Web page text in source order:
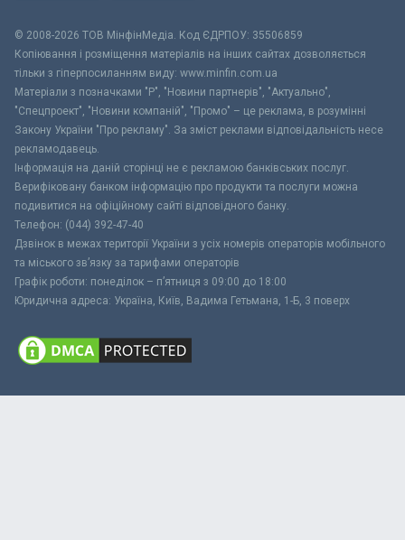
© 2008-2026 ТОВ МiнфiнМедiа. Код ЄДРПОУ: 35506859
Копіювання і розміщення матеріалів на інших сайтах дозволяється
тільки з гіперпосиланням виду: www.minfin.com.ua
Матеріали з позначками "Р", "Новини партнерів", "Актуально",
"Спецпроект", "Новини компаній", "Промо" – це реклама, в розумінні
Закону України "Про рекламу". За зміст реклами відповідальність несе
рекламодавець.
Інформація на даній сторінці не є рекламою банківських послуг.
Верифіковану банком інформацію про продукти та послуги можна
подивитися на офіційному сайті відповідного банку.
Телефон: (044) 392-47-40
Дзвінок в межах території України з усіх номерів операторів мобільного
та міського зв’язку за тарифами операторів
Графік роботи: понеділок – п’ятниця з 09:00 до 18:00
Юридична адреса: Україна, Київ, Вадима Гетьмана, 1-Б, 3 поверх